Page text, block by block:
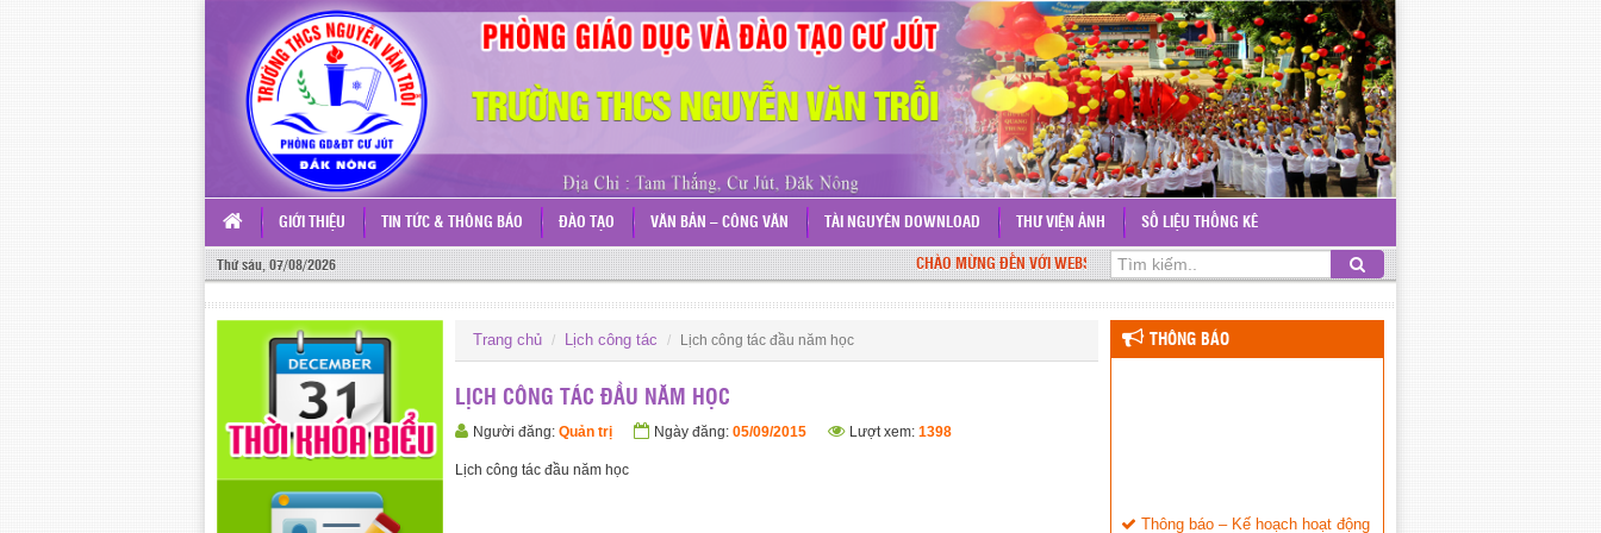
GIỚI THIỆU TIN TỨC & THÔNG BÁO ĐÀO TẠO VĂN BẢN – CÔNG VĂN TÀI NGUYÊN DOWNLOAD THƯ VIỆN ẢNH SỐ LIỆU THỐNG KÊ
Thứ sáu, 07/08/2026 CHÀO MỪNG ĐẾN VỚI WEBSITE TRƯỜNG THCS NGUYỄN VĂN TRỖI
Trang chủ Lịch công tác Lịch công tác đầu năm học
LỊCH CÔNG TÁC ĐẦU NĂM HỌC
Người đăng: Quản trị Ngày đăng: 05/09/2015 Lượt xem: 1398
Lịch công tác đầu năm học
THÔNG BÁO
cho năm học mới (05/09/2015)